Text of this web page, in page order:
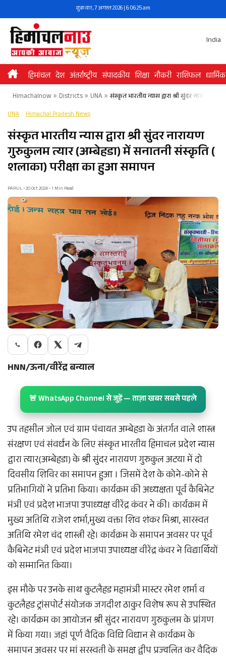
to
content
शुक्रवार, 7 अगस्त 2026 | 6:06:25 am
India
हिमांचल देश अंतर्राष्ट्रीय संपादकीय शिक्षा नौकरी राशिफल धार्मिक
Himachalnow» Districts» UNA » संस्कृत भारतीय न्यास द्वारा श्री सुंदर नारायण
UNA Himachal Pradesh News
संस्कृत भारतीय न्यास द्वारा श्री सुंदर नारायण
गुरुकुलम त्यार (अम्बेहडा) में सनातनी संस्कृति (
शलाका) परीक्षा का हुआ समापन
PARUL • 20 Oct 2024 • 1 Min Read
HNN/ऊना/वीरेंद्र बन्याल
🚨 WhatsApp Channel से जुड़ें — ताज़ा खबर सबसे पहले
उप तहसील जोल एवं ग्राम पंचायत अम्बेहडा के अंतर्गत वाले शास्त्र
संरक्षण एवं संवर्धन के लिए संस्कृत भारतीय हिमाचल प्रदेश न्यास
द्वारा त्यार(अम्बेहडा) के श्री सुंदर नारायण गुरुकुल अटया में दो
दिवसीय शिविर का समापन हुआ । जिसमें देश के कोने-कोने से
प्रतिभागियों ने प्रतिभा किया। कार्यक्रम की अध्यक्षता पूर्व कैबिनेट
मंत्री एवं प्रदेश भाजपा उपाध्यक्ष वीरेंद्र कंवर ने की। कार्यक्रम में
मुख्य अतिथि राजेश शर्मा,मुख्य वक्ता शिव शंकर मिश्रा, सारस्वत
अतिथि रमेश चंद शास्त्री रहे। कार्यक्रम के समापन अवसर पर पूर्व
कैबिनेट मंत्री एवं प्रदेश भाजपा उपाध्यक्ष वीरेंद्र कंवर ने विद्यार्थियों
को सम्मानित किया।
इस मौके पर उनके साथ कुटलैहड महामंत्री मास्टर रमेश शर्मा व
कुटलैहड ट्रांसपोर्ट संयोजक जगदीश ठाकुर विशेष रूप से उपस्थित
रहे। कार्यक्रम का आयोजन श्री सुंदर नारायण गुरुकुलम के प्रांगण
में किया गया। जहां पूर्ण वैदिक विधि विधान से कार्यक्रम के
समापन अवसर पर मां सरस्वती के समक्ष द्वीप प्रज्वलित कर वैदिक